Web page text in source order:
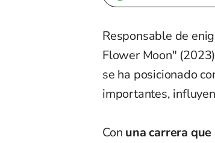
Responsable de
Flower Moon"
se ha posicionado
importantes,
Con una carrera